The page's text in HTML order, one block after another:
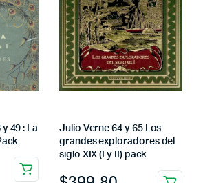
49 : La
Julio Verne 64 y 65 Los
grandes exploradores del
siglo XIX (I y II) pack